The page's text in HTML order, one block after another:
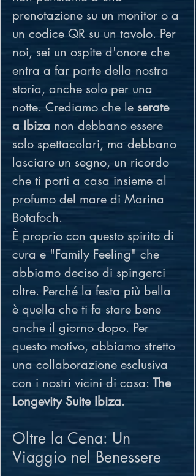
prenotazione su un monitor o a
un codice QR su un tavolo. Per
noi, sei un ospite d'onore che
entra a far parte della nostra
storia, anche solo per una
notte. Crediamo che le serate
a Ibiza non debbano essere
solo spettacolari, ma debbano
lasciare un segno, un ricordo
che ti porti a casa insieme al
profumo del mare di Marina
Botafoch.
È proprio con questo spirito di
cura e "Family Feeling" che
abbiamo deciso di spingerci
oltre. Perché la festa più bella
è quella che ti fa stare bene
anche il giorno dopo. Per
questo motivo, abbiamo stretto
una collaborazione esclusiva
con i nostri vicini di casa: The
Longevity Suite Ibiza.
Oltre la Cena: Un
Viaggio nel Benessere